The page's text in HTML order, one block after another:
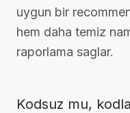
uygun bir
hem daha temiz
raporlama saglar.
Kodsuz mu,